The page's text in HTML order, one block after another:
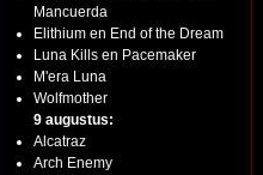
Mancuerda
Elithium en End of the Dream
Luna Kills en Pacemaker
M'era Luna
Wolfmother
9 augustus:
Alcatraz
Arch Enemy